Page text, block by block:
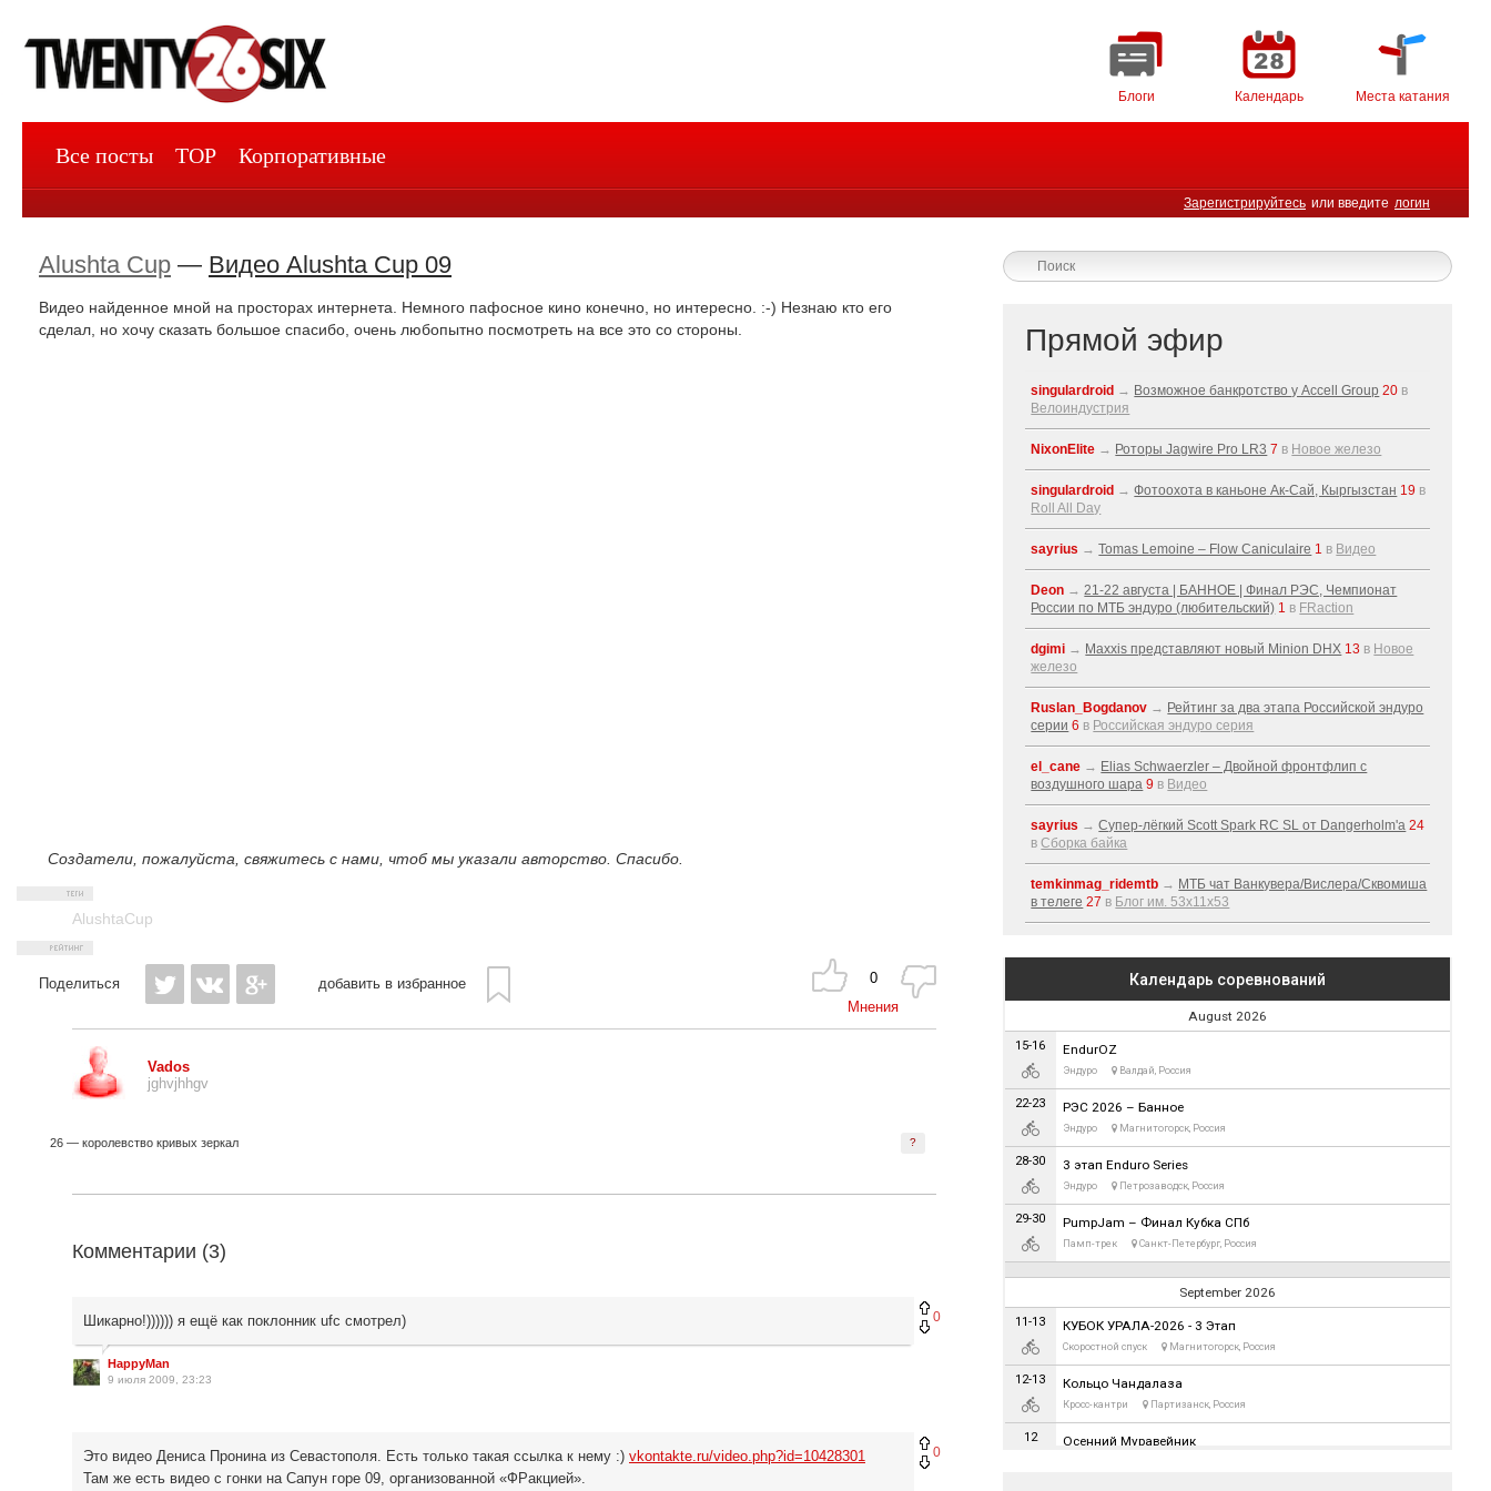
Блоги Календарь Места катания
Зарегистрируйтесь или введите логин
Все посты TOP Корпоративные
Alushta Cup — Видео Alushta Cup 09
Видео найденное мной на просторах интернета. Немного пафосное кино конечно, но интересно. :-) Незнаю кто его
сделал, но хочу сказать большое спасибо, очень любопытно посмотреть на все это со стороны.
Создатели, пожалуйста, свяжитесь с нами, чтоб мы указали авторство. Спасибо.
AlushtaCup
Поделиться добавить в избранное
0
Мнения
Vados
jghvjhhgv
?
26 — королевство кривых зеркал
Комментарии (3)
0
Шикарно!)))))) я ещё как поклонник ufc смотрел)
HappyMan
9 июля 2009, 23:23
0
Это видео Дениса Пронина из Севастополя. Есть только такая ссылка к нему :) vkontakte.ru/video.php?id=10428301
Там же есть видео с гонки на Сапун горе 09, организованной «ФРакцией».
Прямой эфир
singulardroid → Возможное банкротство у Accell Group 20 в
Велоиндустрия
NixonElite → Роторы Jagwire Pro LR3 7 в Новое железо
singulardroid →Фотоохота в каньоне Ак-Cай, Кыргызстан 19 в
Roll All Day
sayrius →Tomas Lemoine – Flow Caniculaire 1 в Видео
Deon →21-22 августа | БАННОЕ | Финал РЭС, Чемпионат
России по МТБ эндуро (любительский) 1 в FRaction
dgimi → Maxxis представляют новый Minion DHX 13 в Новое
железо
Ruslan_Bogdanov → Рейтинг за два этапа Российской эндуро
серии 6 в Российская эндуро серия
el_cane → Elias Schwaerzler – Двойной фронтфлип с
воздушного шара 9 в Видео
sayrius →Супер-лёгкий Scott Spark RC SL от Dangerholm'a 24
вСборка байка
temkinmag_ridemtb → МТБ чат Ванкувера/Вислера/Сквомиша
в телеге 27 в Блог им. 53x11x53